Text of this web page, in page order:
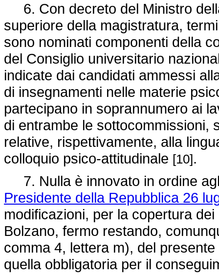
6. Con decreto del Ministro
superiore della magistratura,
sono nominati componenti della
del Consiglio universitario
indicate dai candidati ammessi
di insegnamenti nelle materie
partecipano in soprannumero ai
di entrambe le sottocommissioni,
relative, rispettivamente, alla
colloquio psico-attitudinale [10].
7. Nulla è innovato in ordine
Presidente della Repubblica 26
modificazioni, per la copertura
Bolzano, fermo restando,
comma 4, lettera m), del
quella obbligatoria per il